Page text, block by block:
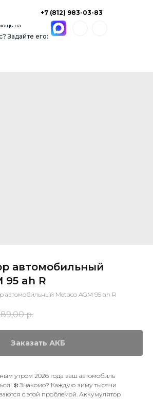
Задайте его:
+7 (812) 983-03-83
на
автомобильный
95 ah R
автомобильный Metaco AGM 95 ah R
р.
Заказать АКБ
утром 2026 года ваш автомобиль
❄️ Знакомо? Каждую зиму тысячи
с этой проблемой. Аккумулятор